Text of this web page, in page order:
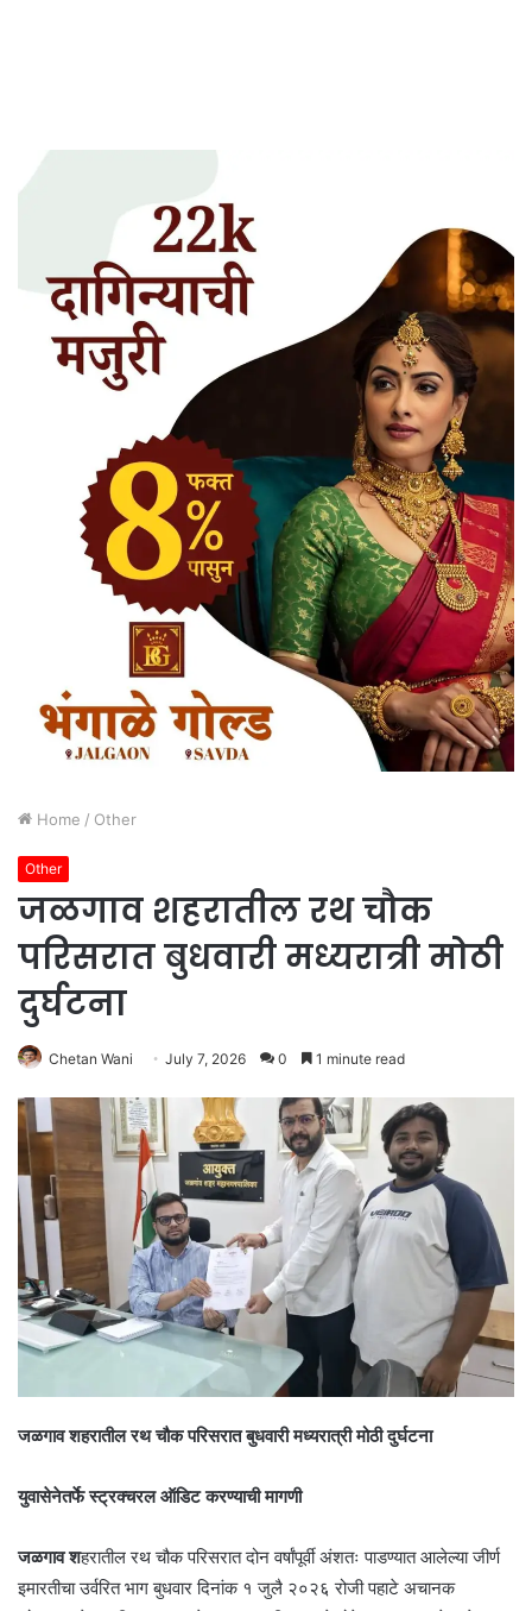
Home / Other
Other
जळगाव शहरातील रथ चौक
परिसरात बुधवारी मध्यरात्री मोठी
दुर्घटना
Chetan Wani July 7, 2026 0 1 minute read
जळगाव शहरातील रथ चौक परिसरात बुधवारी मध्यरात्री मोठी दुर्घटना
युवासेनेतर्फे स्ट्रक्चरल ऑडिट करण्याची मागणी
जळगाव शहरातील रथ चौक परिसरात दोन वर्षांपूर्वी अंशतः पाडण्यात आलेल्या जीर्ण
इमारतीचा उर्वरित भाग बुधवार दिनांक १ जुलै २०२६ रोजी पहाटे अचानक